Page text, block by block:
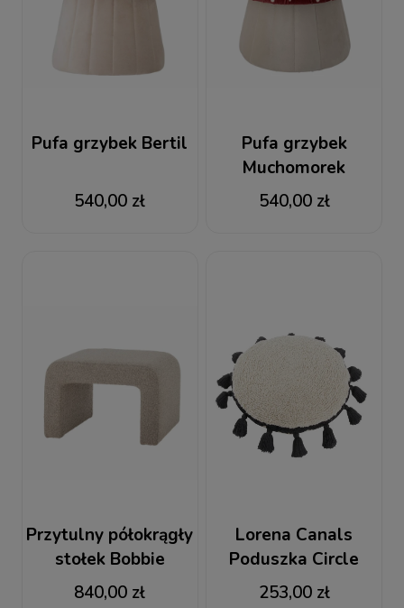
Pufa grzybek Bertil
540,00 zł
Pufa grzybek
Muchomorek
540,00 zł
Przytulny półokrągły
stołek Bobbie
840,00 zł
Lorena Canals
Poduszka Circle
Black
253,00 zł